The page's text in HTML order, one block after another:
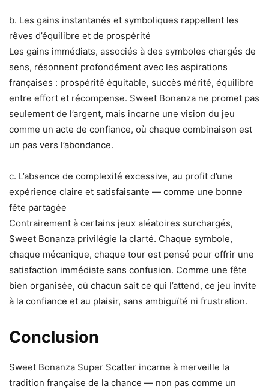
b. Les gains instantanés et symboliques rappellent les
rêves d’équilibre et de prospérité
Les gains immédiats, associés à des symboles chargés de
sens, résonnent profondément avec les aspirations
françaises : prospérité équitable, succès mérité, équilibre
entre effort et récompense. Sweet Bonanza ne promet pas
seulement de l’argent, mais incarne une vision du jeu
comme un acte de confiance, où chaque combinaison est
un pas vers l’abondance.
c. L’absence de complexité excessive, au profit d’une
expérience claire et satisfaisante — comme une bonne
fête partagée
Contrairement à certains jeux aléatoires surchargés,
Sweet Bonanza privilégie la clarté. Chaque symbole,
chaque mécanique, chaque tour est pensé pour offrir une
satisfaction immédiate sans confusion. Comme une fête
bien organisée, où chacun sait ce qui l’attend, ce jeu invite
à la confiance et au plaisir, sans ambiguïté ni frustration.
Conclusion
Sweet Bonanza Super Scatter incarne à merveille la
tradition française de la chance — non pas comme un